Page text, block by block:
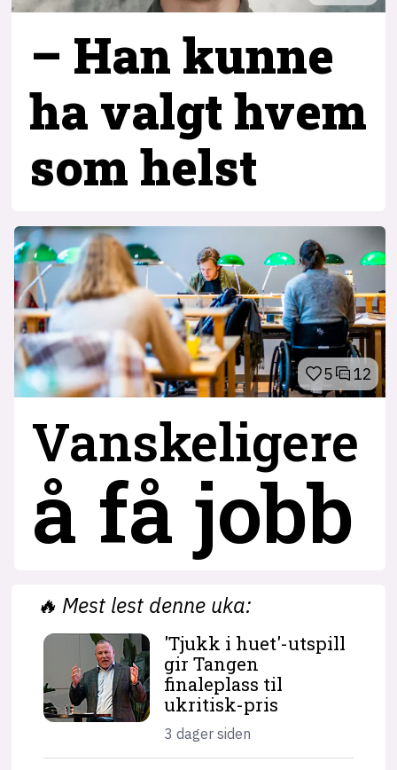
– Han kunne
ha valgt hvem
som helst
5 12
Vanskeligere
å få jobb
🔥 Mest lest denne uka:
'Tjukk i huet'-utspill
gir Tangen
finaleplass til
ukritisk-pris
3 dager siden